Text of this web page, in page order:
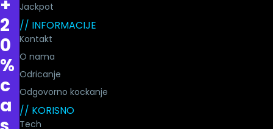
+
2
0
%
c
a
Jackpot
// INFORMACIJE
Kontakt
O nama
Odricanje
Odgovorno kockanje
// KORISNO
Tech